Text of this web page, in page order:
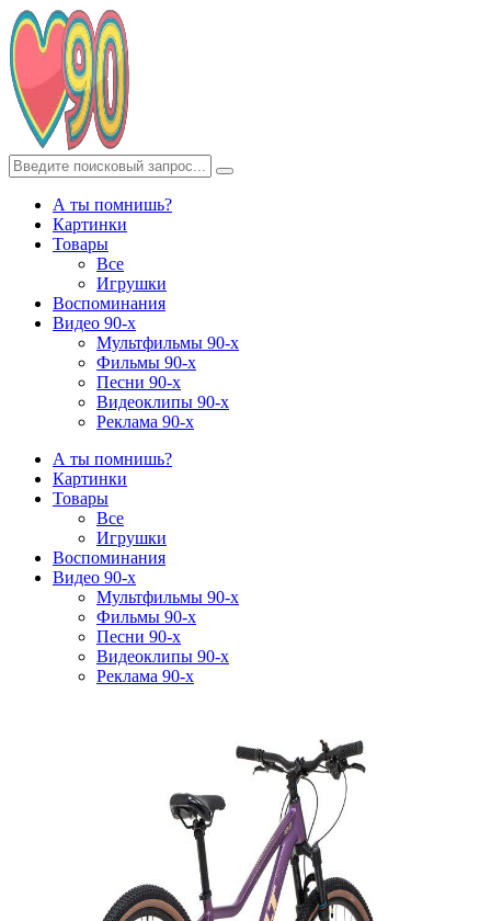
А ты помнишь?
Картинки
Товары
Все
Игрушки
Воспоминания
Видео 90-х
Мультфильмы 90-х
Фильмы 90-х
Песни 90-х
Видеоклипы 90-х
Реклама 90-х
А ты помнишь?
Картинки
Товары
Все
Игрушки
Воспоминания
Видео 90-х
Мультфильмы 90-х
Фильмы 90-х
Песни 90-х
Видеоклипы 90-х
Реклама 90-х